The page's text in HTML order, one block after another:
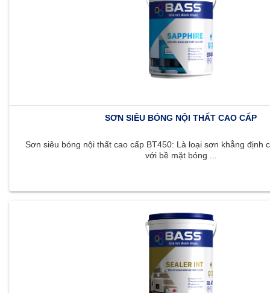
SƠN SIÊU BÓNG NỘI THẤT CAO CẤP
Sơn siêu bóng nội thất cao cấp BT450: Là loại sơn khẳng định
với bề mặt bóng ...